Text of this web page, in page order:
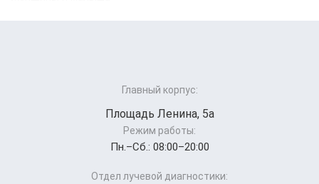
Главный корпус:
Площадь Ленина, 5а
Режим работы:
Пн.–Cб.: 08:00–20:00
Отдел лучевой диагностики: